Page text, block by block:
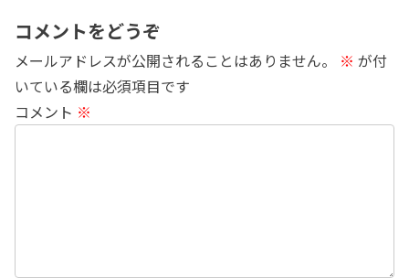
コメントをどうぞ
メールアドレスが公開されることはありません。 ※ が付
いている欄は必須項目です
コメント ※